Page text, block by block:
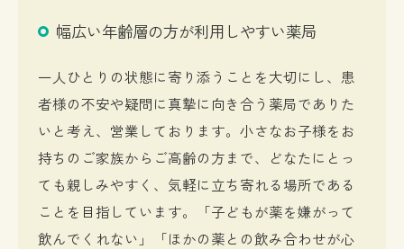
幅広い年齢層の方が利用しやすい薬局
一人ひとりの状態に寄り添うことを大切にし、患
者様の不安や疑問に真摯に向き合う薬局でありた
いと考え、営業しております。小さなお子様をお
持ちのご家族からご高齢の方まで、どなたにとっ
ても親しみやすく、気軽に立ち寄れる場所である
ことを目指しています。「子どもが薬を嫌がって
飲んでくれない」「ほかの薬との飲み合わせが心